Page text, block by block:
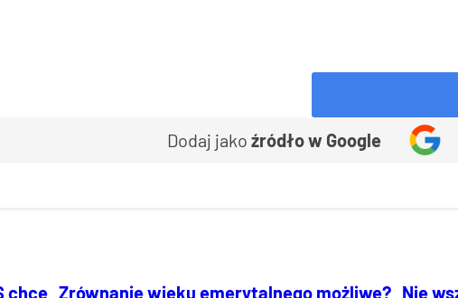
Dodaj jako źródło w Google
chce Zrównanie wieku emerytalnego możliwe? Nie